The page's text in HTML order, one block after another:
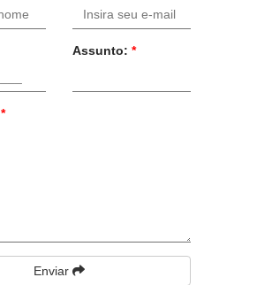
Assunto: *
*
Enviar